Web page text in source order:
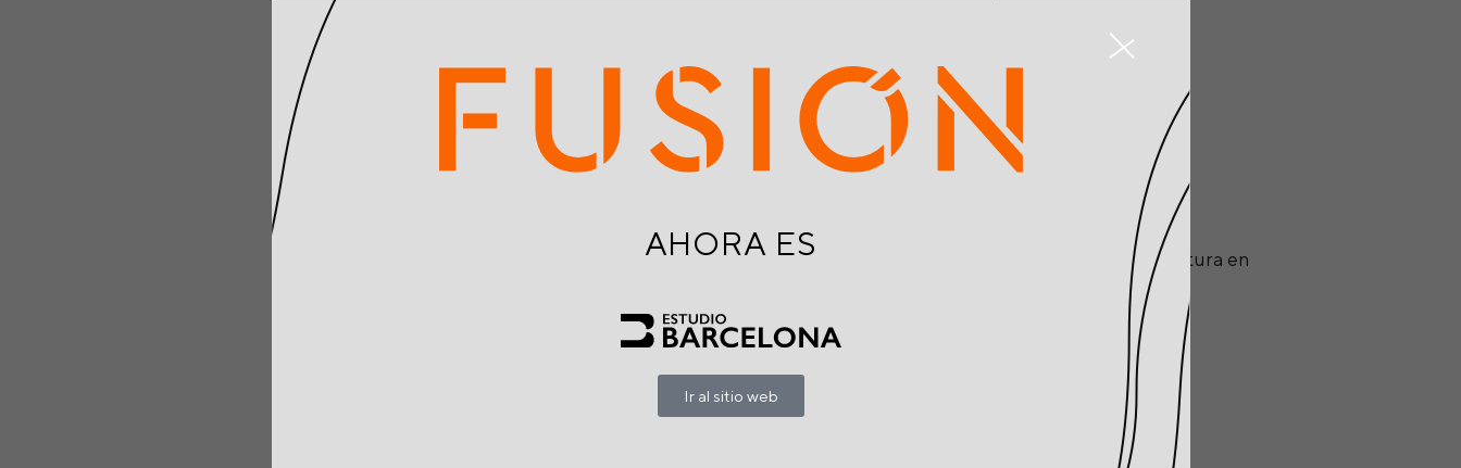
Espuma de acabado + Almohadones de fibra
siliconada envueltos en espuma suave
Fabricado en acero al carbono de 19 cm de altura en
AHORA ES
Ir al sitio web